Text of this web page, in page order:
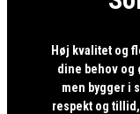
Høj kvalitet og
dine behov og
men bygger i
respekt og